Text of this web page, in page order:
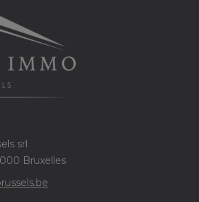
srl
Bruxelles